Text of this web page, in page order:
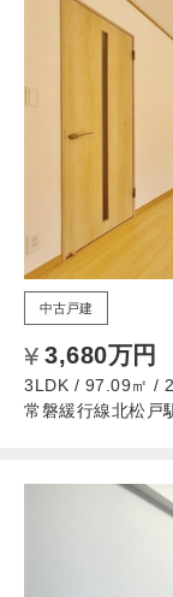
中古戸建
3,680万円
3LDK / 97.09㎡ /
常磐緩行線北松戸